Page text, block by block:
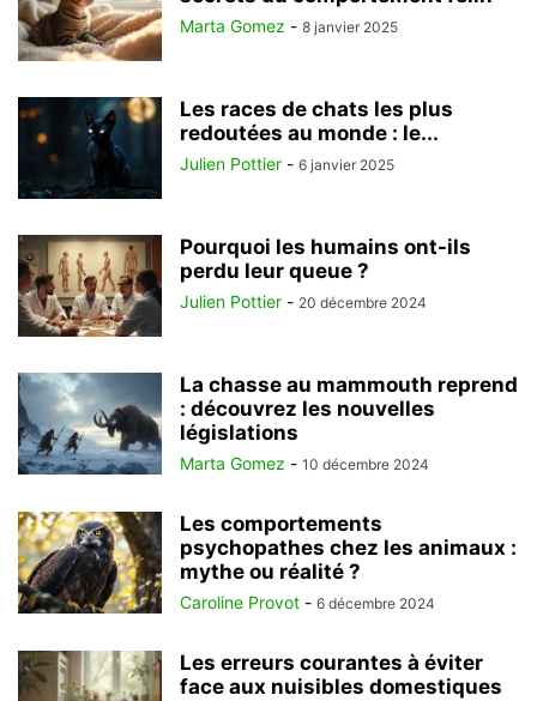
Marta Gomez - 8 janvier 2025
Les races de chats les plus
redoutées au monde : le...
Julien Pottier - 6 janvier 2025
Pourquoi les humains ont-ils
perdu leur queue ?
Julien Pottier - 20 décembre 2024
La chasse au mammouth reprend
: découvrez les nouvelles
législations
Marta Gomez - 10 décembre 2024
Les comportements
psychopathes chez les animaux :
mythe ou réalité ?
Caroline Provot - 6 décembre 2024
Les erreurs courantes à éviter
face aux nuisibles domestiques